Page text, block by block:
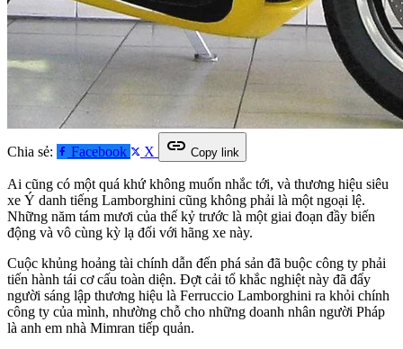
Chia sẻ: Facebook X link Copy link
Ai cũng có một quá khứ không muốn nhắc tới, và thương hiệu siêu
xe Ý danh tiếng Lamborghini cũng không phải là một ngoại lệ.
Những năm tám mươi của thế kỷ trước là một giai đoạn đầy biến
động và vô cùng kỳ lạ đối với hãng xe này.
Cuộc khủng hoảng tài chính dẫn đến phá sản đã buộc công ty phải
tiến hành tái cơ cấu toàn diện. Đợt cải tổ khắc nghiệt này đã đẩy
người sáng lập thương hiệu là Ferruccio Lamborghini ra khỏi chính
công ty của mình, nhường chỗ cho những doanh nhân người Pháp
là anh em nhà Mimran tiếp quản.